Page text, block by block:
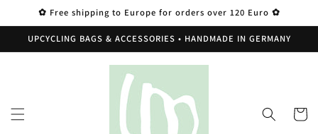
Skip to
✿ Free shipping to Europe for orders over 120 Euro ✿
UPCYCLING BAGS & ACCESSORIES • HANDMADE IN GERMANY
Cart